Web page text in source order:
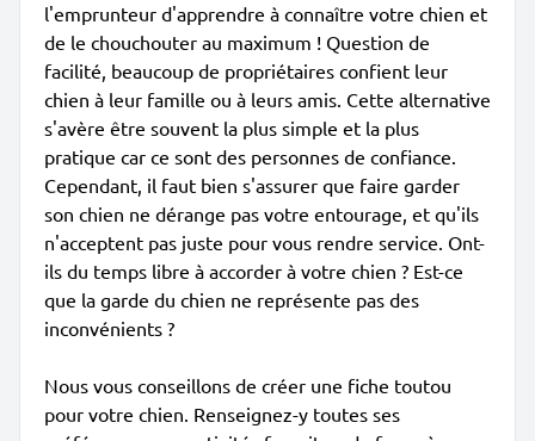
l'emprunteur d'apprendre à connaître votre chien et
de le chouchouter au maximum ! Question de
facilité, beaucoup de propriétaires confient leur
chien à leur famille ou à leurs amis. Cette alternative
s'avère être souvent la plus simple et la plus
pratique car ce sont des personnes de confiance.
Cependant, il faut bien s'assurer que faire garder
son chien ne dérange pas votre entourage, et qu'ils
n'acceptent pas juste pour vous rendre service. Ont-
ils du temps libre à accorder à votre chien ? Est-ce
que la garde du chien ne représente pas des
inconvénients ?
Nous vous conseillons de créer une fiche toutou
pour votre chien. Renseignez-y toutes ses